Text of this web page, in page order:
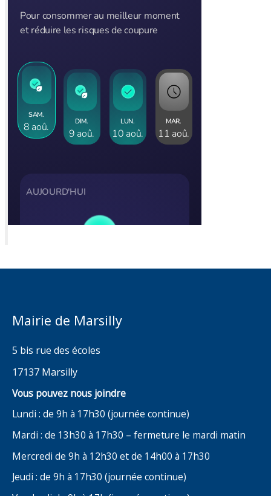
Mairie de Marsilly
5 bis rue des écoles
17137 Marsilly
Vous pouvez nous joindre
Lundi : de 9h à 17h30 (journée continue)
Mardi : de 13h30 à 17h30 – fermeture le mardi matin
Mercredi de 9h à 12h30 et de 14h00 à 17h30
Jeudi : de 9h à 17h30 (journée continue)